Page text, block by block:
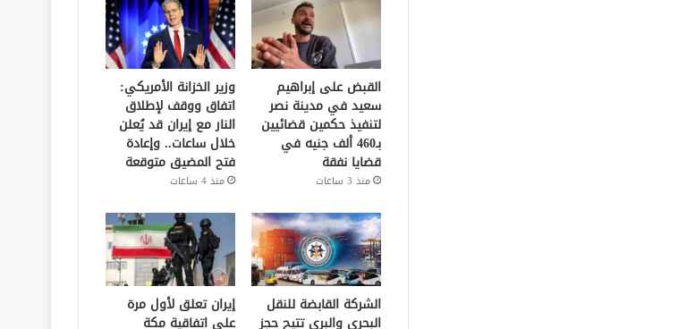
القبض على إبراهيم
سعيد في مدينة نصر
لتنفيذ حكمين قضائيين
بـ460 ألف جنيه في
قضايا نفقة
منذ 3 ساعات
وزير الخزانة الأمريكي:
اتفاق ووقف لإطلاق
النار مع إيران قد يُعلن
خلال ساعات.. وإعادة
فتح المضيق متوقعة
منذ 4 ساعات
الشركة القابضة للنقل
البحري والبري تتيح حجز
إيران تعلق لأول مرة
على اتفاقية مكة